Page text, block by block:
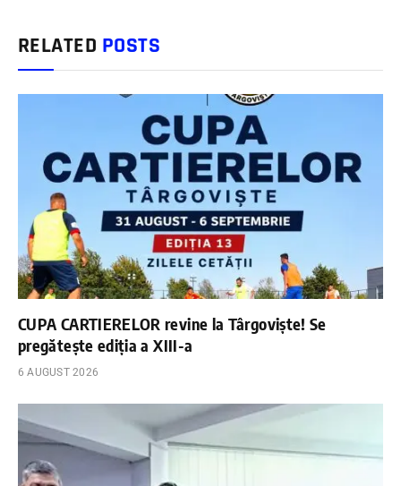
RELATED POSTS
CUPA CARTIERELOR revine la Târgoviște! Se
pregătește ediția a XIII-a
6 AUGUST 2026